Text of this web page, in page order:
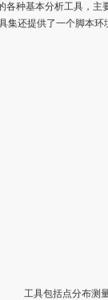
各种基本分析工具，
集还提供了一个脚本环
工具包括点分布测